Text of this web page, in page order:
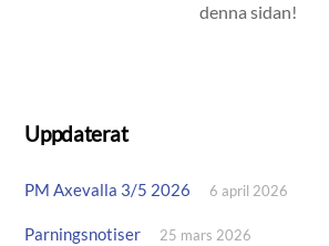
denna sidan!
Uppdaterat
PM Axevalla 3/5 2026 6 april 2026
Parningsnotiser 25 mars 2026